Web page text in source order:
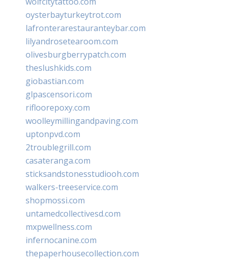
oysterbayturkeytrot.com
lafronterarestauranteybar.com
lilyandrosetearoom.com
olivesburgberrypatch.com
theslushkids.com
giobastian.com
glpascensori.com
rifloorepoxy.com
woolleymillingandpaving.com
uptonpvd.com
2troublegrill.com
casateranga.com
sticksandstonesstudiooh.com
walkers-treeservice.com
shopmossi.com
untamedcollectivesd.com
mxpwellness.com
infernocanine.com
thepaperhousecollection.com